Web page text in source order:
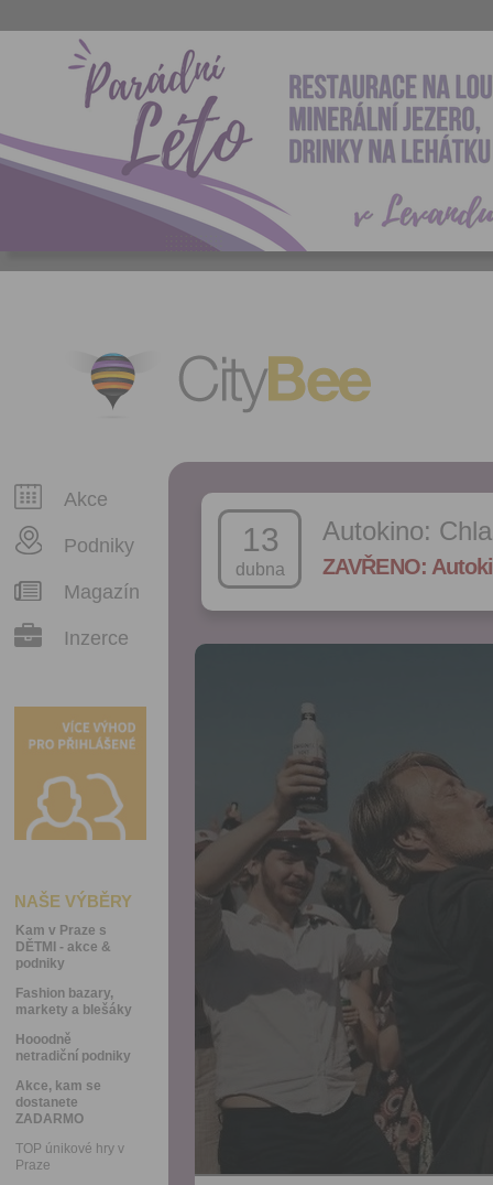
CityBee
Akce
Podniky
Magazín
Inzerce
NAŠE VÝBĚRY
Kam v Praze s
DĚTMI - akce &
podniky
Fashion bazary,
markety a blešáky
Hooodně
netradiční podniky
Akce, kam se
dostanete
ZADARMO
TOP únikové hry v
Praze
13
dubna
Autokino:
ZAVŘENO: